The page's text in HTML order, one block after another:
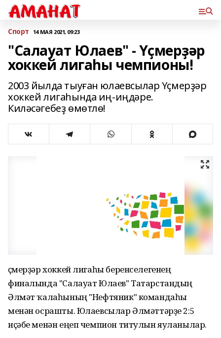
Спорт 14 МАЯ 2021, 09:23
"Салауат Юлаев" - Үҫмерҙәр
хоккей лигаһы чемпионы!
2003 йылда тыуған юлаевсылар Үҫмерҙәр
хоккей лигаһында иң-иңдәре.
Киләсәгебеҙ өмөтлө!
Үҫмерҙәр хоккей лигаһы беренселегенең
финалында "Салауат Юлаев" Татарстандың
Әлмәт ҡалаһының "Нефтяник" командаһы
менән осрашты. Юлаевсылар Әлмәттәрҙе 2:5
иҫәбе менән еңеп чемпион титулын яуланылар.